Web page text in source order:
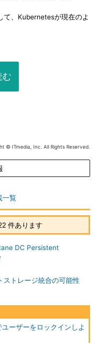
、Kubernetesが現在のよ
む
© ITmedia, Inc. All Rights Reserved.
一覧
件あります
DC Persistent
ストレージ統合の可能性
ーザーをロックインしよ